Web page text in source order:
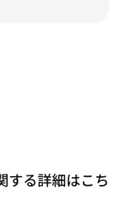
する詳細はこち